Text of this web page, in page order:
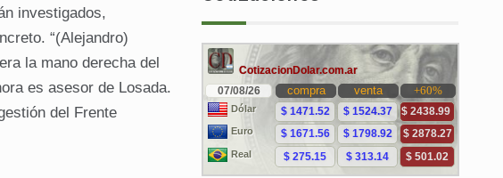
investigados,
“(Alejandro)
la mano derecha del
es asesor de Losada.
del Frente